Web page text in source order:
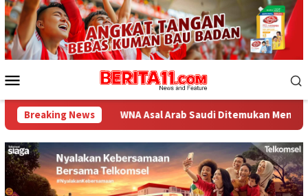
Loncat
ke
konten
Mobile
Breaking News
WNA Asal Arab Saudi Ditemukan Meninggal di Desa Piong